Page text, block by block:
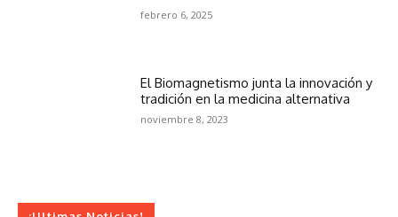
febrero 6, 2025
El Biomagnetismo junta la innovación y
tradición en la medicina alternativa
noviembre 8, 2023